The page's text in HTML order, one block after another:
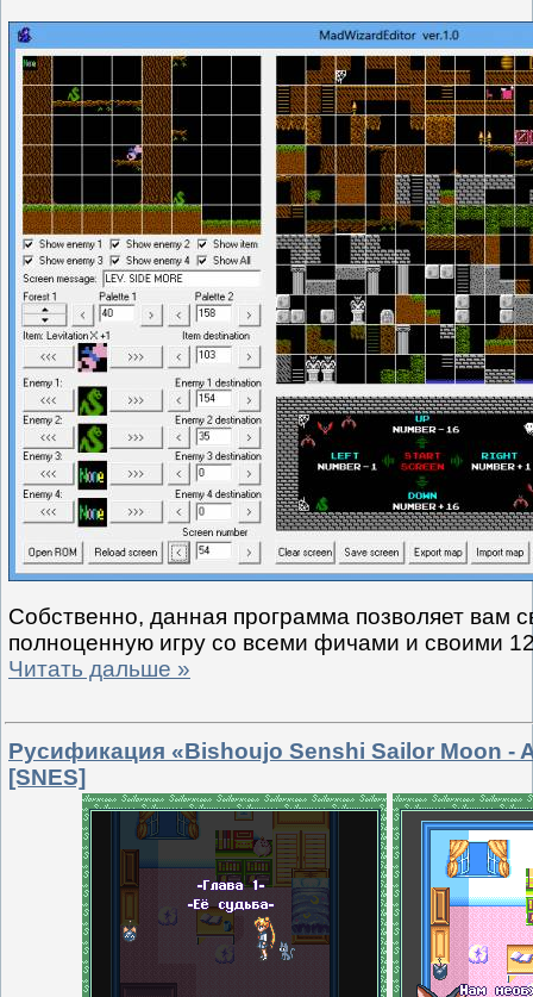
Собственно, данная программа позволяет вам
полноценную игру со всеми фичами и своими
Читать дальше »
Русификация «Bishoujo Senshi Sailor Moon -
[SNES]